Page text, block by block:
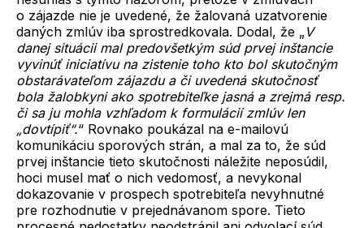
o zájazde nie je uvedené, že žalovaná uzatvorenie
daných zmlúv iba sprostredkovala. Dodal, že „ V
danej situácii mal predovšetkým súd prvej inštancie
vyvinúť iniciatívu na zistenie toho kto bol skutočným
obstarávateľom zájazdu a či uvedená skutočnosť
bola žalobkyni ako spotrebiteľke jasná a zrejmá resp.
či sa ju mohla vzhľadom k formulácií zmlúv len
„dovtípiť“.“ Rovnako poukázal na e-mailovú
komunikáciu sporových strán, a mal za to, že súd
prvej inštancie tieto skutočnosti náležite neposúdil,
hoci musel mať o nich vedomosť, a nevykonal
dokazovanie v prospech spotrebiteľa nevyhnutné
pre rozhodnutie v prejednávanom spore. Tieto